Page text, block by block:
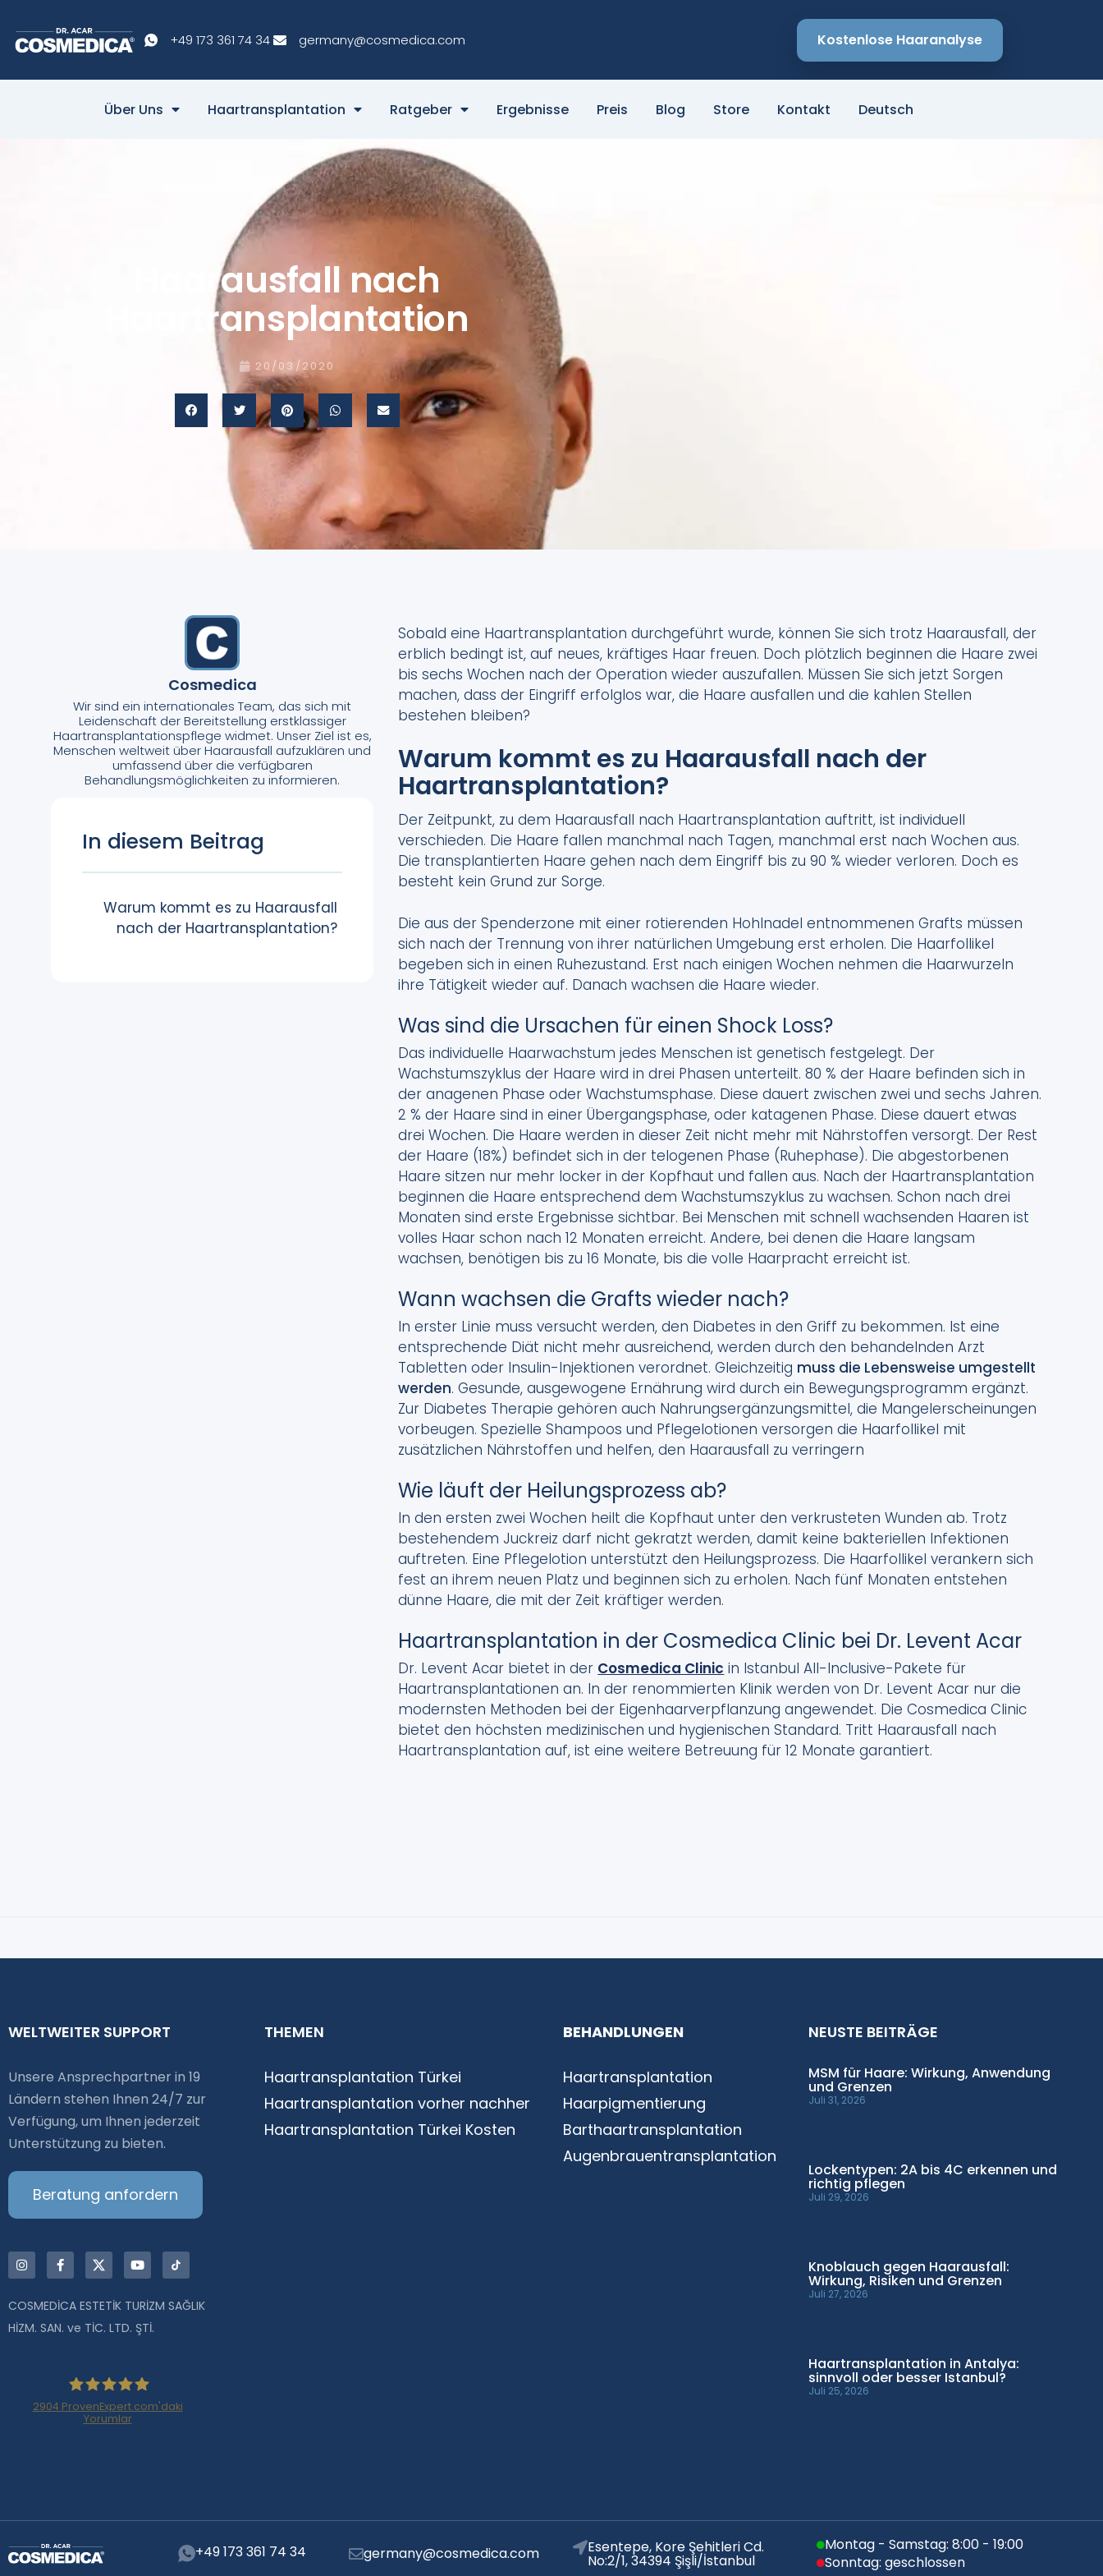
+49 173 361 74 34 germany@cosmedica.com Kostenlose Haaranalyse
Über Uns Haartransplantation Ratgeber Ergebnisse Preis Blog Store Kontakt Deutsch
Haarausfall nach
Haartransplantation
20/03/2020
Cosmedica
Wir sind ein internationales Team, das sich mit
Leidenschaft der Bereitstellung erstklassiger
Haartransplantationspflege widmet. Unser Ziel ist es,
Menschen weltweit über Haarausfall aufzuklären und
umfassend über die verfügbaren
Behandlungsmöglichkeiten zu informieren.
In diesem Beitrag
Warum kommt es zu Haarausfall
nach der Haartransplantation?
Sobald eine Haartransplantation durchgeführt wurde, können Sie sich trotz Haarausfall, der
erblich bedingt ist, auf neues, kräftiges Haar freuen. Doch plötzlich beginnen die Haare zwei
bis sechs Wochen nach der Operation wieder auszufallen. Müssen Sie sich jetzt Sorgen
machen, dass der Eingriff erfolglos war, die Haare ausfallen und die kahlen Stellen
bestehen bleiben?
Warum kommt es zu Haarausfall nach der
Haartransplantation?
Der Zeitpunkt, zu dem Haarausfall nach Haartransplantation auftritt, ist individuell
verschieden. Die Haare fallen manchmal nach Tagen, manchmal erst nach Wochen aus.
Die transplantierten Haare gehen nach dem Eingriff bis zu 90 % wieder verloren. Doch es
besteht kein Grund zur Sorge.
Die aus der Spenderzone mit einer rotierenden Hohlnadel entnommenen Grafts müssen
sich nach der Trennung von ihrer natürlichen Umgebung erst erholen. Die Haarfollikel
begeben sich in einen Ruhezustand. Erst nach einigen Wochen nehmen die Haarwurzeln
ihre Tätigkeit wieder auf. Danach wachsen die Haare wieder.
Was sind die Ursachen für einen Shock Loss?
Das individuelle Haarwachstum jedes Menschen ist genetisch festgelegt. Der
Wachstumszyklus der Haare wird in drei Phasen unterteilt. 80 % der Haare befinden sich in
der anagenen Phase oder Wachstumsphase. Diese dauert zwischen zwei und sechs Jahren.
2 % der Haare sind in einer Übergangsphase, oder katagenen Phase. Diese dauert etwas
drei Wochen. Die Haare werden in dieser Zeit nicht mehr mit Nährstoffen versorgt. Der Rest
der Haare (18%) befindet sich in der telogenen Phase (Ruhephase). Die abgestorbenen
Haare sitzen nur mehr locker in der Kopfhaut und fallen aus. Nach der Haartransplantation
beginnen die Haare entsprechend dem Wachstumszyklus zu wachsen. Schon nach drei
Monaten sind erste Ergebnisse sichtbar. Bei Menschen mit schnell wachsenden Haaren ist
volles Haar schon nach 12 Monaten erreicht. Andere, bei denen die Haare langsam
wachsen, benötigen bis zu 16 Monate, bis die volle Haarpracht erreicht ist.
Wann wachsen die Grafts wieder nach?
In erster Linie muss versucht werden, den Diabetes in den Griff zu bekommen. Ist eine
entsprechende Diät nicht mehr ausreichend, werden durch den behandelnden Arzt
Tabletten oder Insulin-Injektionen verordnet. Gleichzeitig muss die Lebensweise umgestellt
werden. Gesunde, ausgewogene Ernährung wird durch ein Bewegungsprogramm ergänzt.
Zur Diabetes Therapie gehören auch Nahrungsergänzungsmittel, die Mangelerscheinungen
vorbeugen. Spezielle Shampoos und Pflegelotionen versorgen die Haarfollikel mit
zusätzlichen Nährstoffen und helfen, den Haarausfall zu verringern
Wie läuft der Heilungsprozess ab?
In den ersten zwei Wochen heilt die Kopfhaut unter den verkrusteten Wunden ab. Trotz
bestehendem Juckreiz darf nicht gekratzt werden, damit keine bakteriellen Infektionen
auftreten. Eine Pflegelotion unterstützt den Heilungsprozess. Die Haarfollikel verankern sich
fest an ihrem neuen Platz und beginnen sich zu erholen. Nach fünf Monaten entstehen
dünne Haare, die mit der Zeit kräftiger werden.
Haartransplantation in der Cosmedica Clinic bei Dr. Levent Acar
Dr. Levent Acar bietet in der Cosmedica Clinic in Istanbul All-Inclusive-Pakete für
Haartransplantationen an. In der renommierten Klinik werden von Dr. Levent Acar nur die
modernsten Methoden bei der Eigenhaarverpflanzung angewendet. Die Cosmedica Clinic
bietet den höchsten medizinischen und hygienischen Standard. Tritt Haarausfall nach
Haartransplantation auf, ist eine weitere Betreuung für 12 Monate garantiert.
WELTWEITER SUPPORT
Unsere Ansprechpartner in 19
Ländern stehen Ihnen 24/7 zur
Verfügung, um Ihnen jederzeit
Unterstützung zu bieten.
Beratung anfordern
COSMEDİCA ESTETİK TURİZM SAĞLIK
HİZM. SAN. ve TİC. LTD. ŞTİ.
Istanbul
2904 ProvenExpert.com'daki
Yorumlar
THEMEN
Haartransplantation Türkei
Haartransplantation vorher nachher
Haartransplantation Türkei Kosten
BEHANDLUNGEN
Haartransplantation
Haarpigmentierung
Barthaartransplantation
Augenbrauentransplantation
NEUSTE BEITRÄGE
MSM für Haare: Wirkung, Anwendung
und Grenzen
Juli 31, 2026
Lockentypen: 2A bis 4C erkennen und
richtig pflegen
Juli 29, 2026
Knoblauch gegen Haarausfall:
Wirkung, Risiken und Grenzen
Juli 27, 2026
Haartransplantation in Antalya:
sinnvoll oder besser Istanbul?
Juli 25, 2026
+49 173 361 74 34 germany@cosmedica.com Esentepe, Kore Şehitleri Cd.
No:2/1, 34394 Şişli/İstanbul
Montag - Samstag: 8:00 - 19:00
Sonntag: geschlossen